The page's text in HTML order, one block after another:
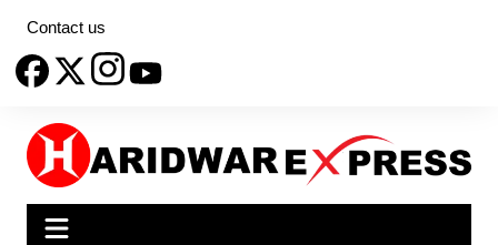
content
Contact us